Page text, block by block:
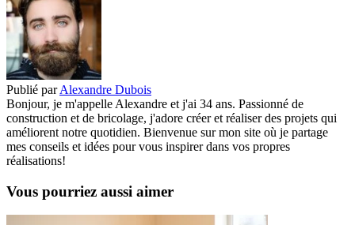
Publié par Alexandre Dubois
Bonjour, je m'appelle Alexandre et j'ai 34 ans. Passionné de
construction et de bricolage, j'adore créer et réaliser des projets qui
améliorent notre quotidien. Bienvenue sur mon site où je partage
mes conseils et idées pour vous inspirer dans vos propres
réalisations!
Vous pourriez aussi aimer